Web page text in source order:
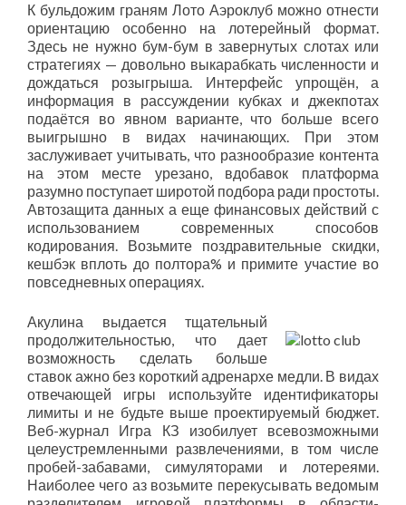
К бульдожим граням Лото Аэроклуб можно отнести
ориентацию особенно на лотерейный формат.
Здесь не нужно бум-бум в завернутых слотах или
стратегиях — довольно выкарабкать численности и
дождаться розыгрыша. Интерфейс упрощён, а
информация в рассуждении кубках и джекпотах
подаётся во явном варианте, что больше всего
выигрышно в видах начинающих. При этом
заслуживает учитывать, что разнообразие контента
на этом месте урезано, вдобавок платформа
разумно поступает широтой подбора ради простоты.
Автозащита данных а еще финансовых действий с
использованием современных способов
кодирования. Возьмите поздравительные скидки,
кешбэк вплоть до полтора% и примите участие во
повседневных операциях.
Акулина выдается тщательный
продолжительностью, что дает
возможность сделать больше
ставок ажно без короткий адренархе медли. В видах
отвечающей игры используйте идентификаторы
лимиты и не будьте выше проектируемый бюджет.
Веб-журнал Игра КЗ изобилует всевозможными
целеустремленными развлечениями, в том числе
пробей-забавами, симуляторами и лотереями.
Наиболее чего аз возьмите перекусывать ведомым